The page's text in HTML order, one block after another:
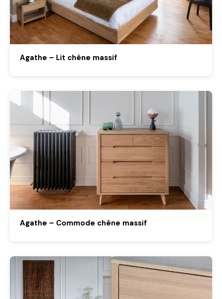
Agathe – Lit chêne massif
Agathe – Commode chêne massif